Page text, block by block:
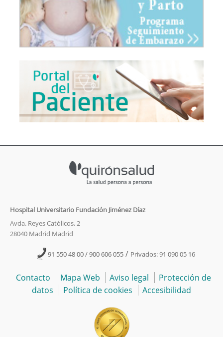
Hospital Universitario Fundación Jiménez Díaz
Avda. Reyes Católicos, 2
28040 Madrid Madrid
91 550 48 00 / 900 606 055 / Privados: 91 090 05 16
Contacto Mapa Web Aviso legal
Protección de
datos
Política de cookies Accesibilidad